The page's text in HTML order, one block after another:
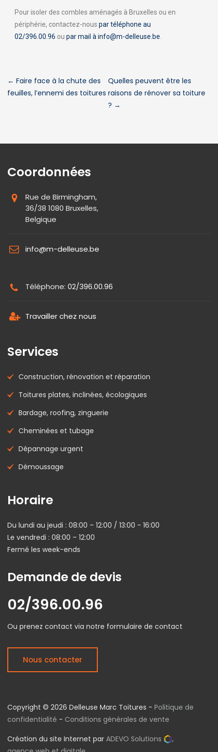
Pour isoler des combles aménagés à Bruxelles ou en
périphérie, contactez-nous par téléphone au
02/396.00.96 ou par mail à info@m-delleuse.be
← Faire face à la chute des
feuilles, l’ennemi des toitures
Quelles peuvent être les
raisons de rénover sa toiture
? →
Coordonnées
Rue de Birmingham,
36/38 1080 Bruxelles,
Belgique
info@m-delleuse.be
Téléphone: 02/396.00.96
Travailler chez nous
Services
Construction, rénovation et réparation
Toitures plates, inclinées, écologiques
Bardage, roofing, zinguerie
Cheminées et tubage
Dépannage urgent
Démoussage
Horaire
Du lundi au jeudi : 08:00 – 12:00 / 13:00 - 16:00
Le vendredi : 08:00 – 12:00
Fermé les week-ends
Demande de devis
02/396.00.96
Ou prenez contact via notre formulaire de contact
Nous contacter
Copyright © 2026 Delleuse Marc Toitures - Politique de
confidentialité - Conditions générales de vente
Création du site Internet par ADEVO Solutions
,